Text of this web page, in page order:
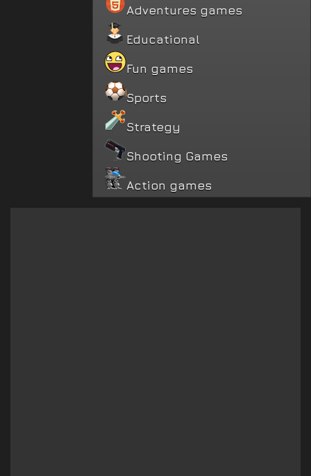
Adventures games
Educational
Fun games
Sports
Strategy
Shooting Games
Action games